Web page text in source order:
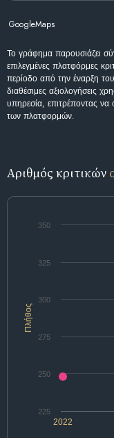
GoogleMaps
Το γράφημα παρουσιάζει
επιλεγμένες πλατφόρμες
περίοδο από την έναρξη
διαθέσιμες αξιολογήσεις
υπηρεσία, επιτρέποντας να
των πλατφορμών.
Αριθμός κριτικών
Πλήθος
2022
300
225
250
275
325
350